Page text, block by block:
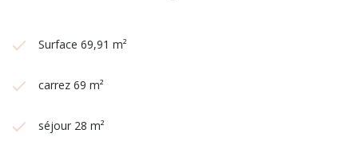
Surface 69,91 m²
carrez 69 m²
séjour 28 m²